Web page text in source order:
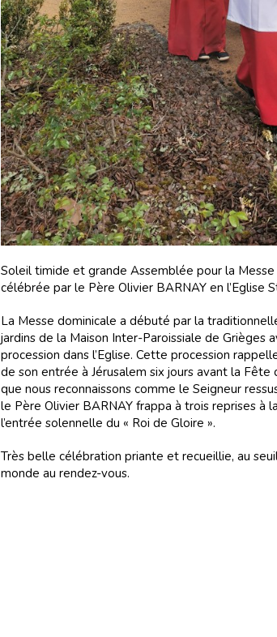
Soleil timide et grande Assemblée pour la
célébrée par le Père Olivier BARNAY en l’Eglise
La Messe dominicale a débuté par la
jardins de la Maison Inter-Paroissiale de Grièges
procession dans l’Eglise. Cette procession
de son entrée à Jérusalem six jours avant la Fête
que nous reconnaissons comme le Seigneur
le Père Olivier BARNAY frappa à trois reprises à
l’entrée solennelle du « Roi de Gloire ».
Très belle célébration priante et recueillie, au
monde au rendez-vous.